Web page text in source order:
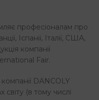
професіоналам про
Іспанії, Італії, США,
компанії
Fair.
DANCOLY
світу (в тому числі